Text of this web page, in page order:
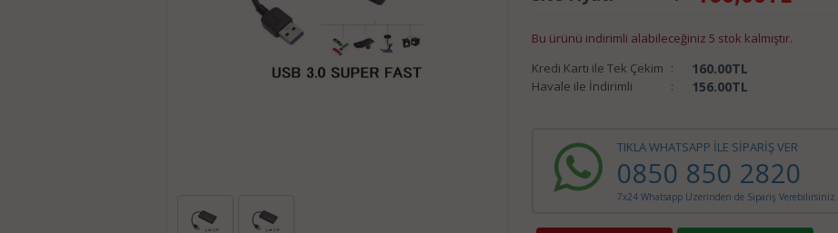
Bu ürünü indirimli alabileceğiniz 5 stok kalmıştır.
Kredi Kartı ile Tek Çekim : 160.00TL
Havale ile İndirimli : 156.00TL
TIKLA WHATSAPP İLE SİPARİŞ VER
0850 850 2820
7x24 Whatsapp Üzerinden de Sipariş Verebilirsiniz.